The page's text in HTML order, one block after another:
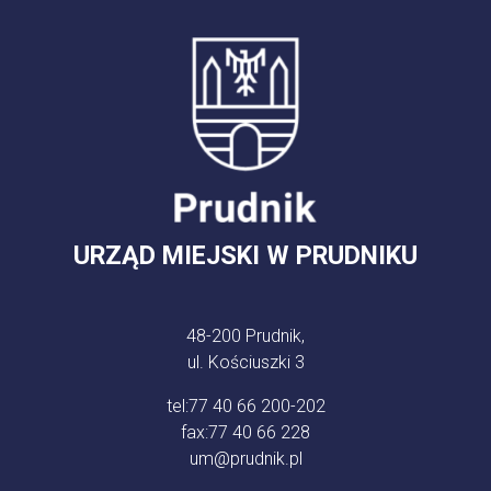
URZĄD MIEJSKI W PRUDNIKU
48-200 Prudnik,
ul. Kościuszki 3
tel:77 40 66 200-202
fax:77 40 66 228
um@prudnik.pl